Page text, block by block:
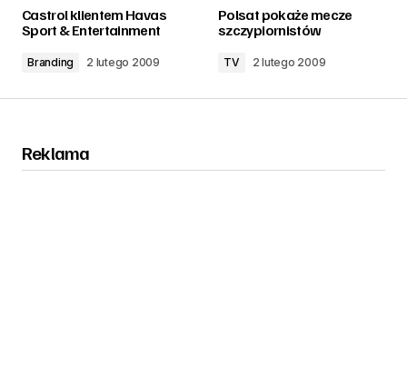
Castrol klientem Havas
Sport & Entertainment
Branding 2 lutego 2009
Polsat pokaże mecze
szczypiornistów
TV 2 lutego 2009
Reklama